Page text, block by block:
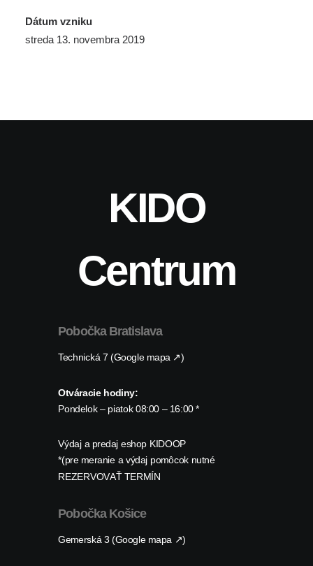
Dátum vzniku
streda 13. novembra 2019
KIDO
Centrum
Pobočka Bratislava
Technická 7 (Google mapa ↗)
Otváracie hodiny:
Pondelok – piatok 08:00 – 16:00 *
Výdaj a predaj eshop KIDOOP
*(pre meranie a výdaj pomôcok nutné
REZERVOVAŤ TERMÍN
Pobočka Košice
Gemerská 3 (Google mapa ↗)